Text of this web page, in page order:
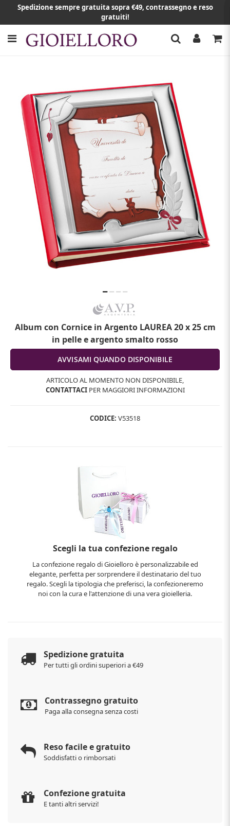
Spedizione sempre gratuita sopra €49, contrassegno e reso
gratuiti!
Album con Cornice in Argento LAUREA 20 x 25 cm
in pelle e argento smalto rosso
ARTICOLO AL MOMENTO NON DISPONIBILE,
CONTATTACIPER MAGGIORI INFORMAZIONI
CODICE: V53518
Scegli la tua confezione regalo
La confezione regalo di Gioielloro è personalizzabile ed
elegante, perfetta per sorprendere il destinatario del tuo
regalo. Scegli la tipologia che preferisci, la confezioneremo
noi con la cura e l'attenzione di una vera gioielleria.
Spedizione gratuita
Per tutti gli ordini superiori a €49
Contrassegno gratuito
Paga alla consegna senza costi
Reso facile e gratuito
Soddisfatti o rimborsati
Confezione gratuita
E tanti altri servizi!